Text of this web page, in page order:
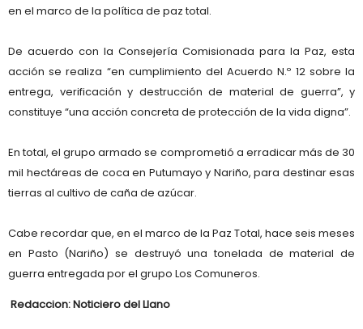
en el marco de la política de paz total.
De acuerdo con la Consejería Comisionada para la Paz, esta
acción se realiza “en cumplimiento del Acuerdo N.º 12 sobre la
entrega, verificación y destrucción de material de guerra”, y
constituye “una acción concreta de protección de la vida digna”.
En total, el grupo armado se comprometió a erradicar más de 30
mil hectáreas de coca en Putumayo y Nariño, para destinar esas
tierras al cultivo de caña de azúcar.
Cabe recordar que, en el marco de la Paz Total, hace seis meses
en Pasto (Nariño) se destruyó una tonelada de material de
guerra entregada por el grupo Los Comuneros.
Redaccion: Noticiero del Llano